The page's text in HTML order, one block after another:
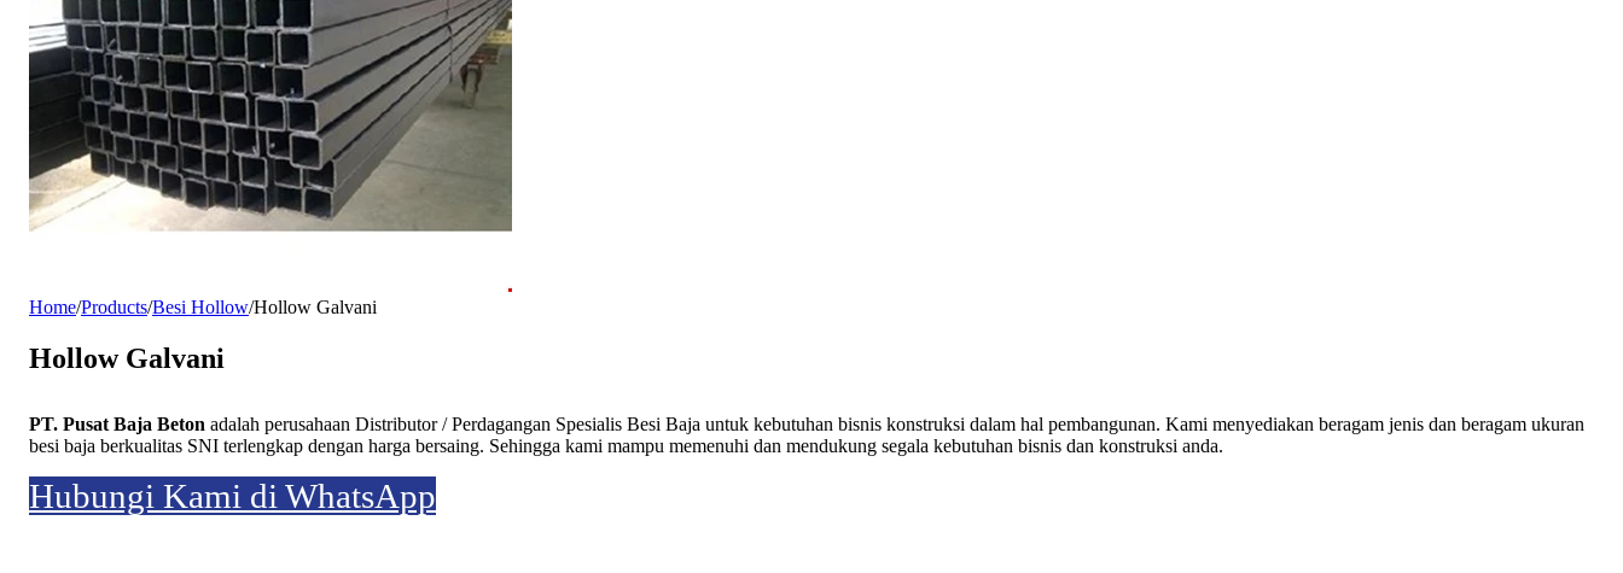
Home/Products/Besi Hollow/Hollow Galvani
Hollow Galvani
PT. Pusat Baja Beton adalah perusahaan Distributor / Perdagangan Spesialis Besi Baja untuk kebutuhan bisnis konstruksi dalam hal pembangunan. Kami menyediakan beragam jenis dan beragam ukuran
besi baja berkualitas SNI terlengkap dengan harga bersaing. Sehingga kami mampu memenuhi dan mendukung segala kebutuhan bisnis dan konstruksi anda.
Hubungi Kami di WhatsApp